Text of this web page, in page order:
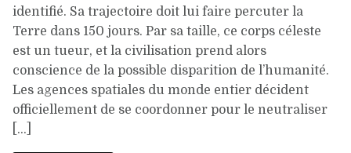
identifié. Sa trajectoire doit lui faire percuter la
Terre dans 150 jours. Par sa taille, ce corps céleste
est un tueur, et la civilisation prend alors
conscience de la possible disparition de l’humanité.
Les agences spatiales du monde entier décident
officiellement de se coordonner pour le neutraliser
[…]